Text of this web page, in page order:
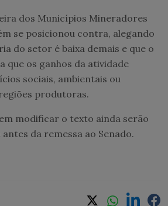
dos Municípios Mineradores
se posicionou contra, alegando
do setor é baixa demais e que o
que os ganhos da atividade
sociais, ambientais ou
produtoras.
modificar o texto ainda serão
da remessa ao Senado.